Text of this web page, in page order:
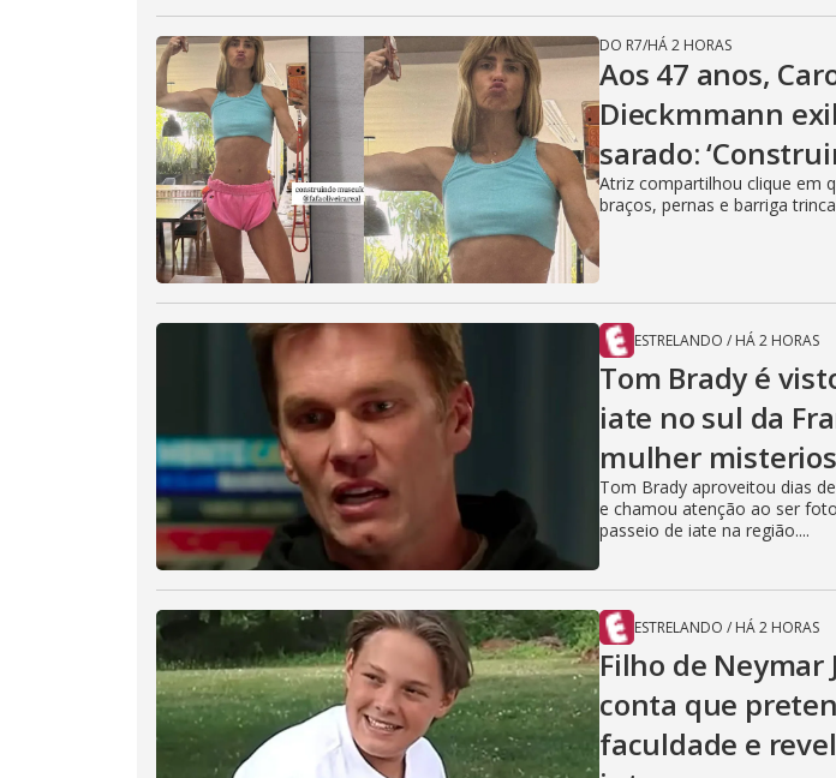
DO R7/HÁ 2 HORAS
Aos 47 anos,
Dieckmmann
sarado:
Atriz compartilhou clique em
braços, pernas e barriga
ESTRELANDO / HÁ 2 HORAS
Tom Brady é
iate no sul da
mulher
Tom Brady aproveitou dias
e chamou atenção ao ser
passeio de iate na região....
ESTRELANDO / HÁ 2 HORAS
Filho de Neymar
conta que
faculdade e